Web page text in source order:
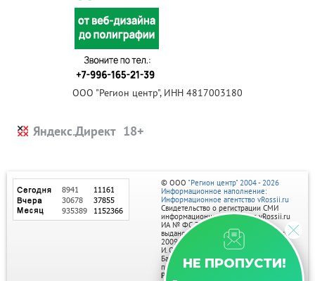
ООО "Регион центр", ИНН 4817003180
Яндекс.Директ
НЕ ПРОПУСТИ!
© ООО "Регион центр" 2004 - 2026
Информационное наполнение:
Информационное агентство vRossii.ru
Свидетельство о регистрации СМИ
информационного агентства vRossii.ru
ИА № ФС 77‑35502
выдано РОСКОМНАДЗОРом 04 марта
2009г.
И. О. Главного редактора Нарыков А. Н.
Баннеры на портале размещаются на
правах рекламы.
Реклама на портале: